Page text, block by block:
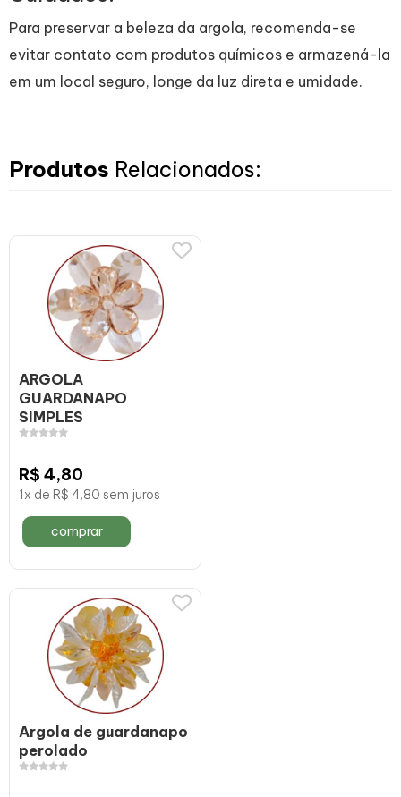
Para preservar a beleza da argola, recomenda-se
evitar contato com produtos químicos e armazená-la
em um local seguro, longe da luz direta e umidade.
Produtos Relacionados:
ARGOLA
GUARDANAPO
SIMPLES
R$ 4,80
1x de R$ 4,80 sem juros
comprar
Argola de guardanapo
perolado